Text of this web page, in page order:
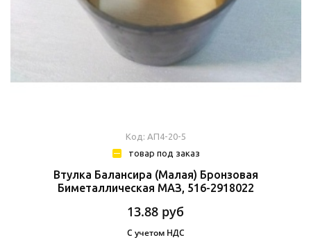
Код: АП4-20-5
товар под заказ
Втулка Балансира (малая) Бронзовая
Биметаллическая МАЗ, 516-2918022
13.88 руб
С учетом НДС